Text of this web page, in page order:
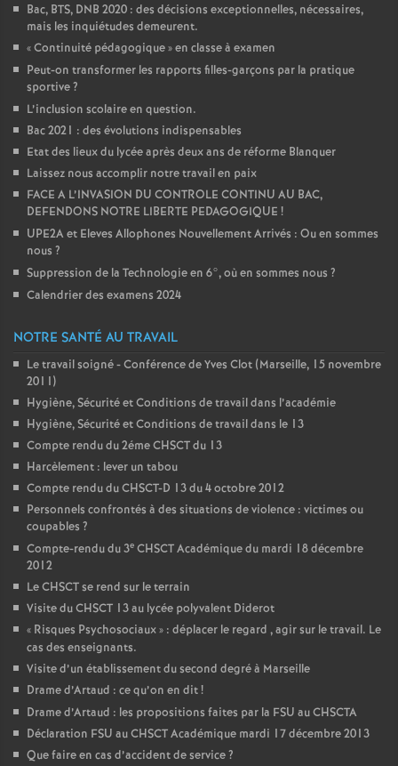
Bac, BTS, DNB 2020 : des décisions exceptionnelles, nécessaires,
mais les inquiétudes demeurent.
«Continuité pédagogique» en classe à examen
Peut-on transformer les rapports filles-garçons par la pratique
sportive?
L’inclusion scolaire en question.
Bac 2021 : des évolutions indispensables
Etat des lieux du lycée après deux ans de réforme Blanquer
Laissez nous accomplir notre travail en paix
FACE A L’INVASION DU CONTROLE CONTINU AU BAC,
DEFENDONS NOTRE LIBERTE PEDAGOGIQUE !
UPE2A et Eleves Allophones Nouvellement Arrivés : Ou en sommes
nous ?
Suppression de la Technologie en 6°, où en sommes nous ?
Calendrier des examens 2024
NOTRE SANTÉ AU TRAVAIL
Le travail soigné - Conférence de Yves Clot (Marseille, 15 novembre
2011)
Hygiène, Sécurité et Conditions de travail dans l’académie
Hygiène, Sécurité et Conditions de travail dans le 13
Compte rendu du 2éme CHSCT du 13
Harcèlement : lever un tabou
Compte rendu du CHSCT-D 13 du 4 octobre 2012
Personnels confrontés à des situations de violence : victimes ou
coupables ?
Compte-rendu du 3e CHSCT Académique du mardi 18 décembre
2012
Le CHSCT se rend sur le terrain
Visite du CHSCT 13 au lycée polyvalent Diderot
« Risques Psychosociaux» : déplacer le regard , agir sur le travail. Le
cas des enseignants.
Visite d’un établissement du second degré à Marseille
Drame d’Artaud : ce qu’on en dit!
Drame d’Artaud : les propositions faites par la FSU au CHSCTA
Déclaration FSU au CHSCT Académique mardi 17 décembre 2013
Que faire en cas d’accident de service?